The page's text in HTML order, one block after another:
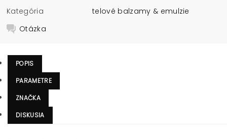
Kategória
telové balzamy & emulzie
Otázka
POPIS
PARAMETRE
ZNAČKA
DISKUSIA